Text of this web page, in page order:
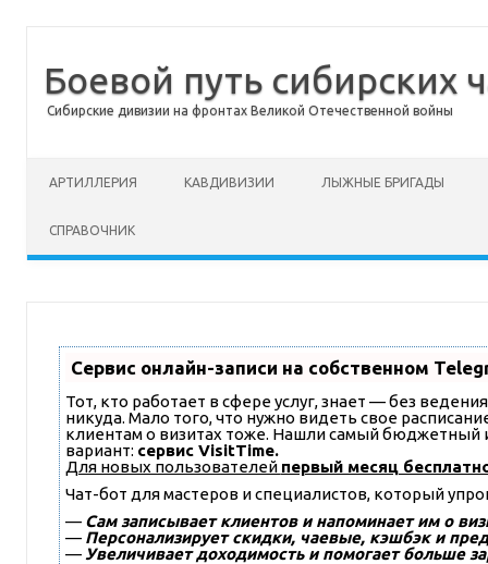
Боевой путь сибирских
Сибирские дивизии на фронтах Великой Отечественной войны
АРТИЛЛЕРИЯ КАВДИВИЗИИ ЛЫЖНЫЕ БРИГАДЫ
СПРАВОЧНИК
Сервис онлайн-записи на собственном
Тот, кто работает в сфере услуг, знает — без
никуда. Мало того, что нужно видеть свое
клиентам о визитах тоже. Нашли самый бюджетный
вариант: сервис VisitTime.
Для новых пользователей первый месяц
Чат-бот для мастеров и специалистов, который
— Сам записывает клиентов и напоминает им о
— Персонализирует скидки, чаевые, кэшбэк и
— Увеличивает доходимость и помогает больше